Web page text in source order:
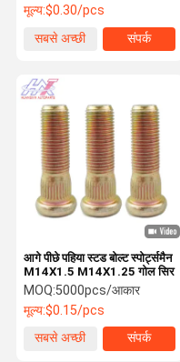
मूल्य:$0.30/pcs
सबसे अच्छी
संपर्क
आगे पीछे पहिया स्टड बोल्ट स्पोर्ट्समैन
M14X1.5 M14X1.25 गोल सिर
MOQ:5000pcs/आकार
मूल्य:$0.15/pcs
सबसे अच्छी
संपर्क